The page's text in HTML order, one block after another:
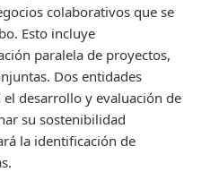
colaborativos que se
Esto incluye
paralela de proyectos,
Dos entidades
desarrollo y evaluación de
su sostenibilidad
la identificación de